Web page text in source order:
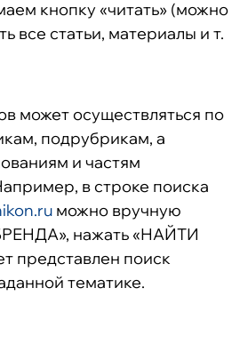
кнопку «читать» (можно
все статьи, материалы и т.
может осуществляться по
подрубрикам, а
и частям
в строке поиска
можно вручную
нажать «НАЙТИ
представлен поиск
тематике.